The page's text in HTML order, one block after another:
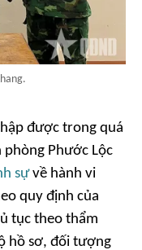
được trong quá
Phước Lộc
sựvề hành vi
quy định của
tục theo thẩm
hồ sơ, đối tượng